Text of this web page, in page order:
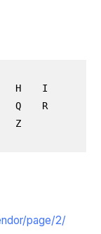
H
I
Q
R
Z
page/2/